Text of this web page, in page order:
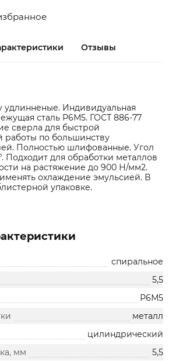
Отзывы
удлинненые. Индивидуальная
сталь Р6М5. ГОСТ 886-77
сверла для быстрой
работы по большинству
Полностью шлифованные. Угол
Подходит для обработки металлов
на растяжение до 900 Н/мм2.
охлаждение эмульсией. В
упаковке.
спиральное
5,5
Р6М5
металл
цилиндрический
мм
5,5